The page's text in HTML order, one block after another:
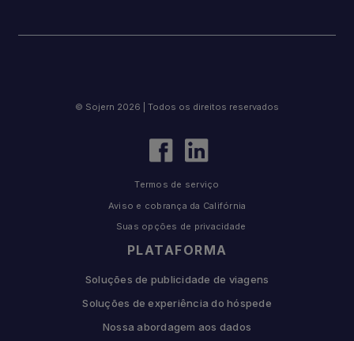
PLATAFORMA
Soluções de publicidade de viagens
Soluções de experiência do hóspede
Nossa abordagem aos dados
© Sojern 2026 | Todos os direitos reservados
Termos de serviço
Aviso e cobrança da Califórnia
Suas opções de privacidade